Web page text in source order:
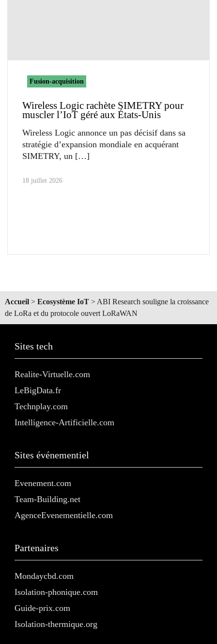
Fusion-acquisition
Wireless Logic rachète SIMETRY pour
muscler l’IoT géré aux États-Unis
Wireless Logic annonce un pas décisif dans sa
stratégie d’expansion mondiale en acquérant
SIMETRY, un
18 juillet 2026
Accueil > Ecosystème IoT > ABI Research souligne la croissance
de LoRa et du protocole ouvert LoRaWAN
Sites tech
Realite-Virtuelle.com
LeBigData.fr
Technplay.com
Intelligence-Artificielle.com
Sites événementiel
Evenement.com
Team-Building.net
AgenceEvenementielle.com
Partenaires
Mondaycbd.com
Isolation-phonique.com
Guide-prix.com
Isolation-thermique.org